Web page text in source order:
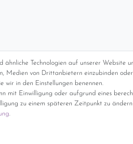
ähnliche Technologien auf unserer Website
Medien von Drittanbietern einzubinden
wir in den Einstellungen benennen.
mit Einwilligung oder aufgrund eines
zu einem späteren Zeitpunkt zu
.